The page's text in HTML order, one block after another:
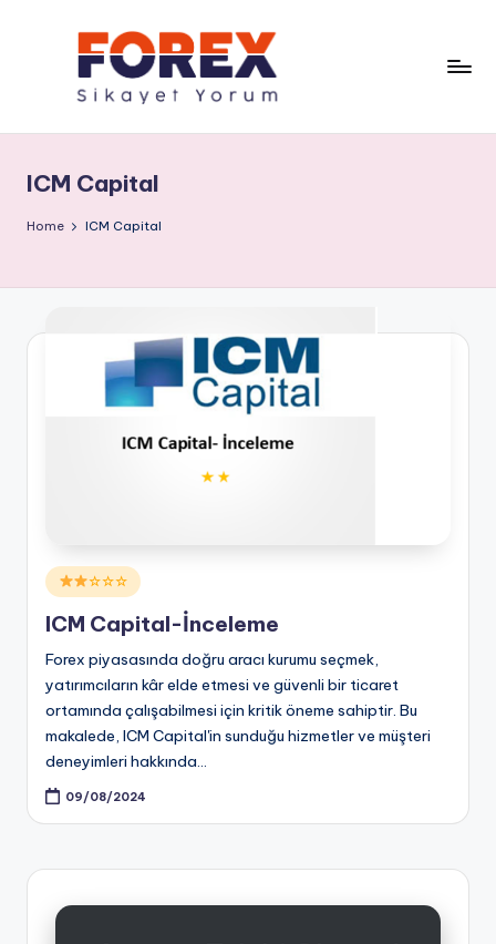
ICM Capital
Home ICM Capital
Posted
in
☆☆☆
ICM Capital-İnceleme
Forex piyasasında doğru aracı kurumu seçmek,
yatırımcıların kâr elde etmesi ve güvenli bir ticaret
ortamında çalışabilmesi için kritik öneme sahiptir. Bu
makalede, ICM Capital'in sunduğu hizmetler ve müşteri
deneyimleri hakkında…
09/08/2024